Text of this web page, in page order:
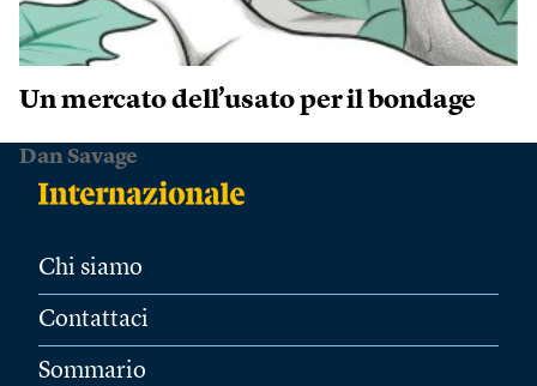
Un mercato dell’usato per il bondage
Dan Savage
Chi siamo
Contattaci
Sommario